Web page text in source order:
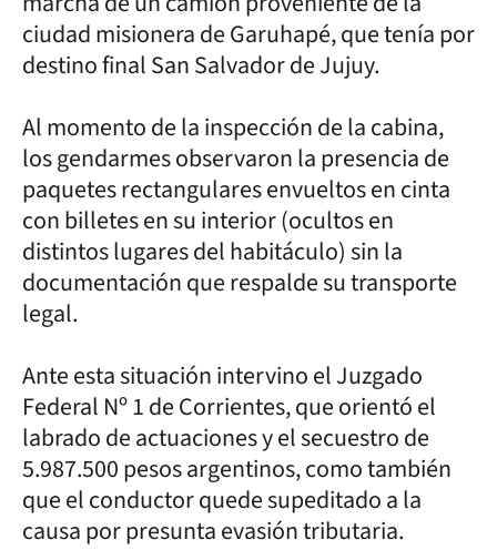
ciudad misionera de Garuhapé, que tenía por
destino final San Salvador de Jujuy.
Al momento de la inspección de la cabina,
los gendarmes observaron la presencia de
paquetes rectangulares envueltos en cinta
con billetes en su interior (ocultos en
distintos lugares del habitáculo) sin la
documentación que respalde su transporte
legal.
Ante esta situación intervino el Juzgado
Federal Nº 1 de Corrientes, que orientó el
labrado de actuaciones y el secuestro de
5.987.500 pesos argentinos, como también
que el conductor quede supeditado a la
causa por presunta evasión tributaria.